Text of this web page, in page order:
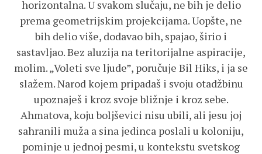
horizontalna. U svakom slučaju, ne bih je delio
prema geometrijskim projekcijama. Uopšte, ne
bih delio više, dodavao bih, spajao, širio i
sastavljao. Bez aluzija na teritorijalne aspiracije,
molim. „Voleti sve ljude”, poručuje Bil Hiks, i ja se
slažem. Narod kojem pripadaš i svoju otadžbinu
upoznaješ i kroz svoje bližnje i kroz sebe.
Ahmatova, koju boljševici nisu ubili, ali jesu joj
sahranili muža a sina jedinca poslali u koloniju,
pominje u jednoj pesmi, u kontekstu svetskog